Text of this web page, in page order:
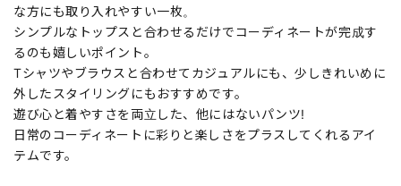
な方にも取り入れやすい一枚。
シンプルなトップスと合わせるだけでコーディネートが完成す
るのも嬉しいポイント。
Tシャツやブラウスと合わせてカジュアルにも、少しきれいめに
外したスタイリングにもおすすめです。
遊び心と着やすさを両立した、他にはないパンツ!
日常のコーディネートに彩りと楽しさをプラスしてくれるアイ
テムです。